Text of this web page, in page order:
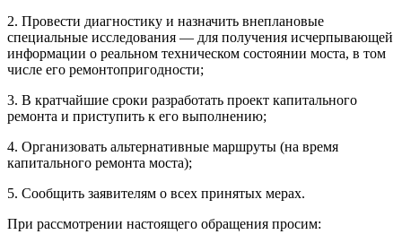
2. Провести диагностику и назначить внеплановые
специальные исследования — для получения исчерпывающей
информации о реальном техническом состоянии моста, в том
числе его ремонтопригодности;
3. В кратчайшие сроки разработать проект капитального
ремонта и приступить к его выполнению;
4. Организовать альтернативные маршруты (на время
капитального ремонта моста);
5. Сообщить заявителям о всех принятых мерах.
При рассмотрении настоящего обращения просим: